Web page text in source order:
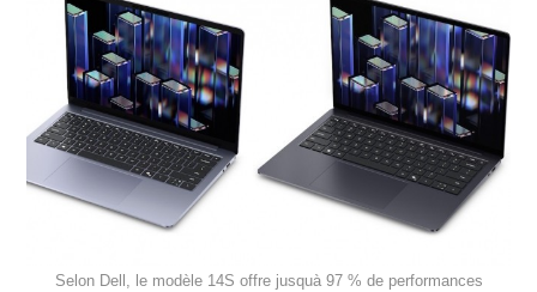
Selon Dell, le modèle 14S offre jusquà 97 % de performances